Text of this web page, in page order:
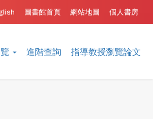
進階查詢 指導教授瀏覽論文
個人書房
網站地圖
圖書館首頁